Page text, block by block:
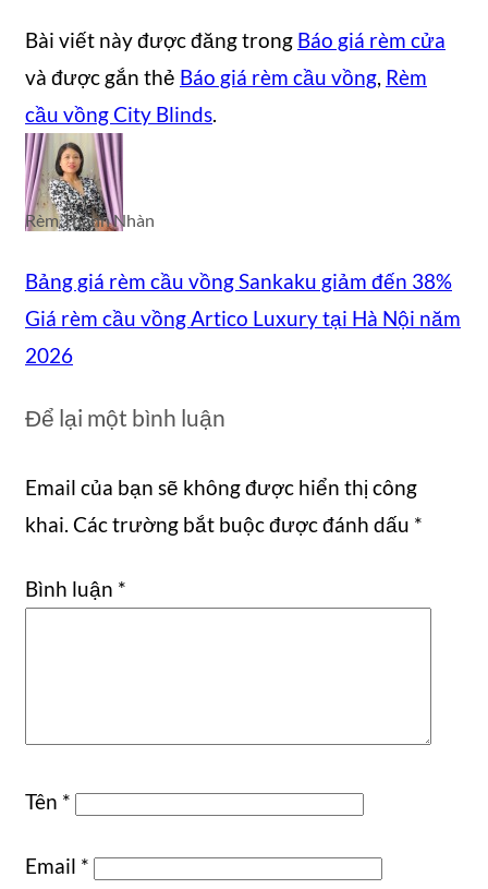
Bài viết này được đăng trong Báo giá rèm cửa
và được gắn thẻ Báo giá rèm cầu vồng, Rèm
cầu vồng City Blinds.
Rèm Thanh Nhàn
Bảng giá rèm cầu vồng Sankaku giảm đến 38%
Giá rèm cầu vồng Artico Luxury tại Hà Nội năm
2026
Để lại một bình luận
Email của bạn sẽ không được hiển thị công
khai. Các trường bắt buộc được đánh dấu *
Bình luận *
Tên *
Email *